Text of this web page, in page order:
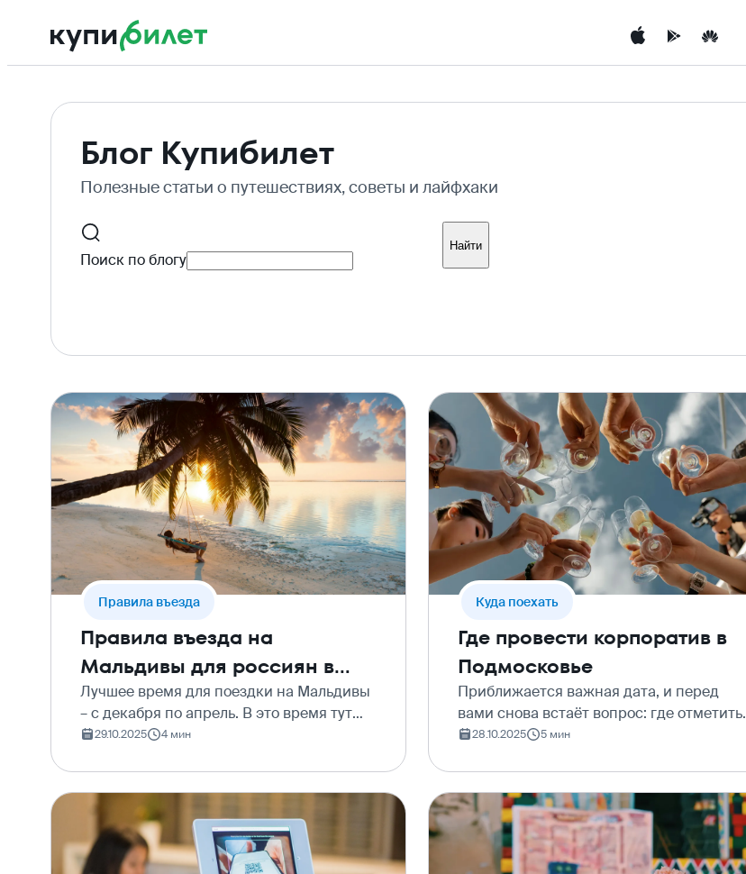
Блог Купибилет
Полезные статьи о путешествиях, советы и лайфхаки
Поиск по блогу
Найти
Правила въезда
Правила въезда на
Мальдивы для россиян в
2025 году
Лучшее время для поездки на Мальдивы
– с декабря по апрель. В это время тут
больше всего солнца и меньше всего
отпуск, составляйте пляжные луки для
29.10.2025 4 мин
Куда поехать
Где провести корпоратив в
Подмосковье
Приближается важная дата, и перед
вами снова встаёт вопрос: где отметить
корпоратив? Опять бронировать
надёжно, но предсказуемо. А ведь
совместный отдых с коллегами – эт…
28.10.2025 5 мин